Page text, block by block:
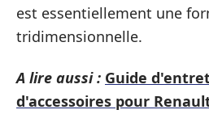
est essentiellement une
tridimensionnelle.
A lire aussi : Guide
d'accessoires pour